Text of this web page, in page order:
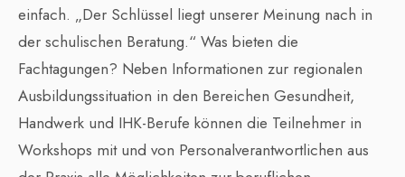
einfach. „Der Schlüssel liegt unserer Meinung nach in
der schulischen Beratung.“ Was bieten die
Fachtagungen? Neben Informationen zur regionalen
Ausbildungssituation in den Bereichen Gesundheit,
Handwerk und IHK-Berufe können die Teilnehmer in
Workshops mit und von Personalverantwortlichen aus